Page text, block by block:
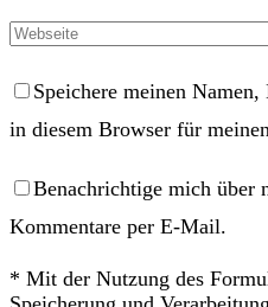
Speichere meinen
in diesem Browser für
Benachrichtige mich über
Kommentare per E-Mail.
* Mit der Nutzung des